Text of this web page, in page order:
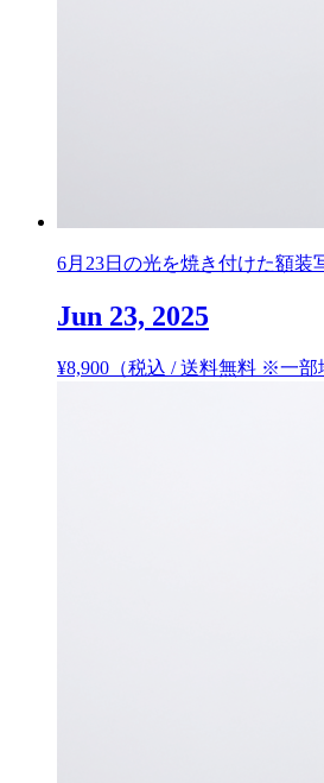
6月23日の光を焼き付けた額装
Jun 23, 2025
¥8,900 （税込 / 送料無料 ※一部